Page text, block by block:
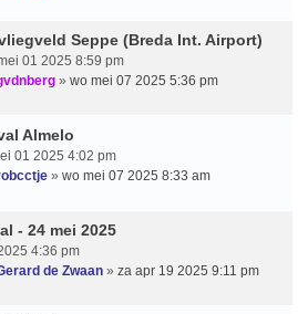
Seppe (Breda Int. Airport)
01 2025 8:59 pm
» wo mei 07 2025 5:36 pm
Almelo
01 2025 4:02 pm
» wo mei 07 2025 8:33 am
- 24 mei 2025
4:36 pm
de Zwaan » za apr 19 2025 9:11 pm